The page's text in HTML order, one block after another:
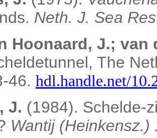
Neth. J. Sea
Hoonaard, J.; van
The
46. hdl.handle.net/
J. (1984). Schelde-
Wantij (Heinkensz.)